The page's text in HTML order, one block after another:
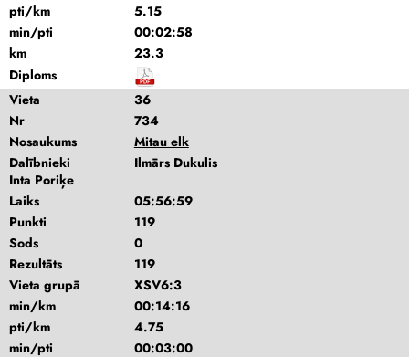
pti/km
5.15
min/pti
00:02:58
km
23.3
Diploms
Vieta
36
Nr
734
Nosaukums
Mitau elk
Dalībnieki
Ilmārs Dukulis
Inta Poriķe
Laiks
05:56:59
Punkti
119
Sods
0
Rezultāts
119
Vieta grupā
XSV6:3
min/km
00:14:16
pti/km
4.75
min/pti
00:03:00